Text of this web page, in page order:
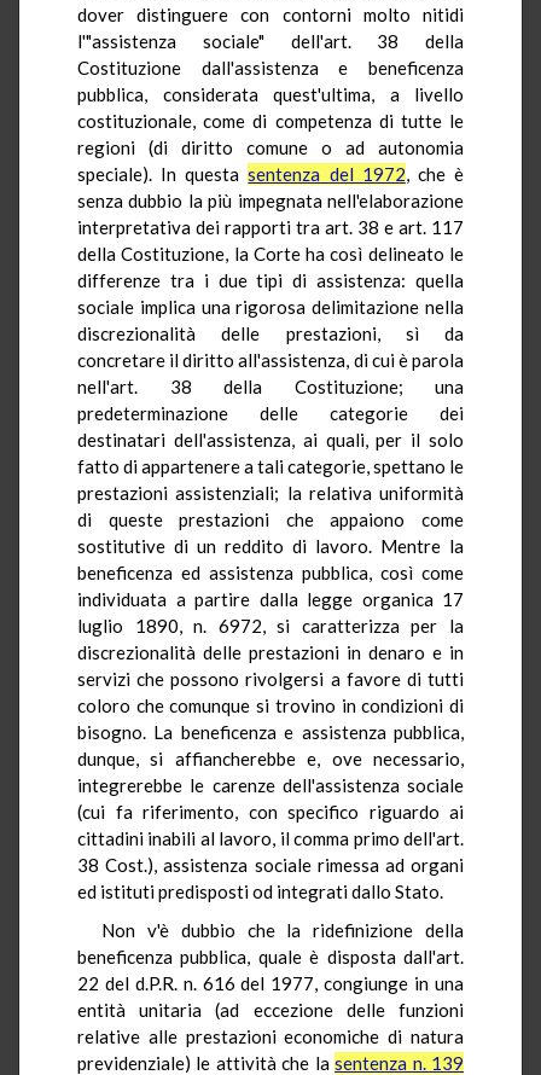
dover distinguere con contorni molto nitidi
l'"assistenza sociale" dell'art. 38 della
Costituzione dall'assistenza e beneficenza
pubblica, considerata quest'ultima, a livello
costituzionale, come di competenza di tutte le
regioni (di diritto comune o ad autonomia
speciale). In questasentenza del 1972, che è
senza dubbio la più impegnata nell'elaborazione
interpretativa dei rapporti tra art. 38 e art. 117
della Costituzione, la Corte ha così delineato le
differenze tra i due tipi di assistenza: quella
sociale implica una rigorosa delimitazione nella
discrezionalità delle prestazioni, sì da
concretare il diritto all'assistenza, di cui è parola
nell'art. 38 della Costituzione; una
predeterminazione delle categorie dei
destinatari dell'assistenza, ai quali, per il solo
fatto di appartenere a tali categorie, spettano le
prestazioni assistenziali; la relativa uniformità
di queste prestazioni che appaiono come
sostitutive di un reddito di lavoro. Mentre la
beneficenza ed assistenza pubblica, così come
individuata a partire dalla legge organica 17
luglio 1890, n. 6972, si caratterizza per la
discrezionalità delle prestazioni in denaro e in
servizi che possono rivolgersi a favore di tutti
coloro che comunque si trovino in condizioni di
bisogno. La beneficenza e assistenza pubblica,
dunque, si affiancherebbe e, ove necessario,
integrerebbe le carenze dell'assistenza sociale
(cui fa riferimento, con specifico riguardo ai
cittadini inabili al lavoro, il comma primo dell'art.
38 Cost.), assistenza sociale rimessa ad organi
ed istituti predisposti od integrati dallo Stato.
Non v'è dubbio che la ridefinizione della
beneficenza pubblica, quale è disposta dall'art.
22 del d.P.R. n. 616 del 1977, congiunge in una
entità unitaria (ad eccezione delle funzioni
relative alle prestazioni economiche di natura
previdenziale) le attività che lasentenza n. 139